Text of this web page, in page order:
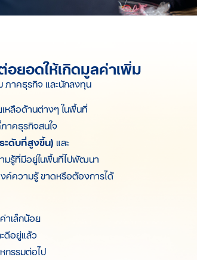
ยอดให้เกิดมูลค่าเพิ่ม
าคธุรกิจ และนักลงทุน
หลือด้านต่างๆ ในพื้นที่
าคธุรกิจสนใจ
ดับที่สูงขึ้น)และ
มรู้ที่มีอยู่ในพื้นที่ไปพัฒนา
ค์ความรู้ ขาดหรือต้องการได้
าเล็กน้อย
ดีอยู่แล้ว
กรรมต่อไป